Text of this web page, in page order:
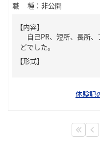
職種 ： 非公開
【内容】
自己PR、短所、長所、
どでした。
【形式】
体験記